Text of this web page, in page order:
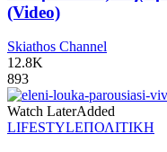
(Video)
Skiathos Channel
12.8K
893
Watch LaterAdded
LIFESTYLEΠΟΛΙΤΙΚΗ